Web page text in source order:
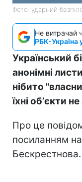
Фото: ударний
Не витрачай
РБК-Україна
Український
анонімні
нібито
їхні обʼєкти
Про це
посиланням на
Бескрестнова.